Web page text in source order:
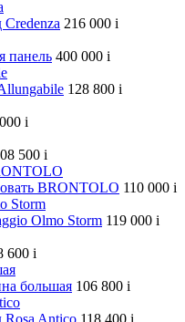
216 000 i
панель 400 000 i
128 800 i
i
500 i
BRONTOLO 110 000 i
Olmo Storm 119 000 i
600 i
большая 106 800 i